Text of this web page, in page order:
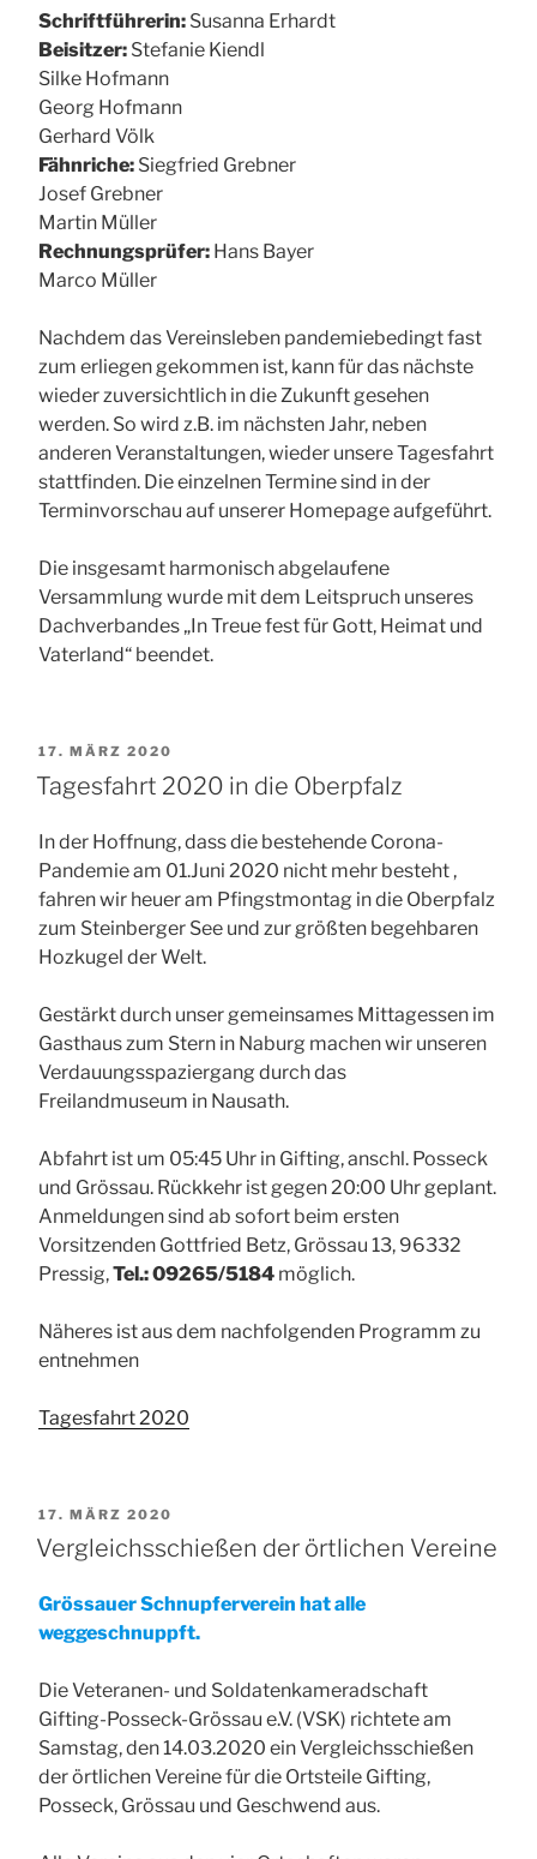
Schriftführerin: Susanna Erhardt
Beisitzer: Stefanie Kiendl
Silke Hofmann
Georg Hofmann
Gerhard Völk
Fähnriche: Siegfried Grebner
Josef Grebner
Martin Müller
Rechnungsprüfer: Hans Bayer
Marco Müller
Nachdem das Vereinsleben pandemiebedingt fast
zum erliegen gekommen ist, kann für das nächste
wieder zuversichtlich in die Zukunft gesehen
werden. So wird z.B. im nächsten Jahr, neben
anderen Veranstaltungen, wieder unsere Tagesfahrt
stattfinden. Die einzelnen Termine sind in der
Terminvorschau auf unserer Homepage aufgeführt.
Die insgesamt harmonisch abgelaufene
Versammlung wurde mit dem Leitspruch unseres
Dachverbandes „In Treue fest für Gott, Heimat und
Vaterland“ beendet.
VERÖFFENTLICHT
AM
17. MÄRZ 2020
Tagesfahrt 2020 in die Oberpfalz
In der Hoffnung, dass die bestehende Corona-
Pandemie am 01.Juni 2020 nicht mehr besteht ,
fahren wir heuer am Pfingstmontag in die Oberpfalz
zum Steinberger See und zur größten begehbaren
Hozkugel der Welt.
Gestärkt durch unser gemeinsames Mittagessen im
Gasthaus zum Stern in Naburg machen wir unseren
Verdauungsspaziergang durch das
Freilandmuseum in Nausath.
Abfahrt ist um 05:45 Uhr in Gifting, anschl. Posseck
und Grössau. Rückkehr ist gegen 20:00 Uhr geplant.
Anmeldungen sind ab sofort beim ersten
Vorsitzenden Gottfried Betz, Grössau 13, 96332
Pressig,Tel.: 09265/5184 möglich.
Näheres ist aus dem nachfolgenden Programm zu
entnehmen
Tagesfahrt 2020
VERÖFFENTLICHT
AM
17. MÄRZ 2020
Vergleichsschießen der örtlichen Vereine
Grössauer Schnupferverein hat alle
weggeschnuppft.
Die Veteranen- und Soldatenkameradschaft
Gifting-Posseck-Grössau e.V. (VSK) richtete am
Samstag, den 14.03.2020 ein Vergleichsschießen
der örtlichen Vereine für die Ortsteile Gifting,
Posseck, Grössau und Geschwend aus.